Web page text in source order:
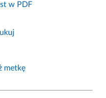
w PDF
metkę